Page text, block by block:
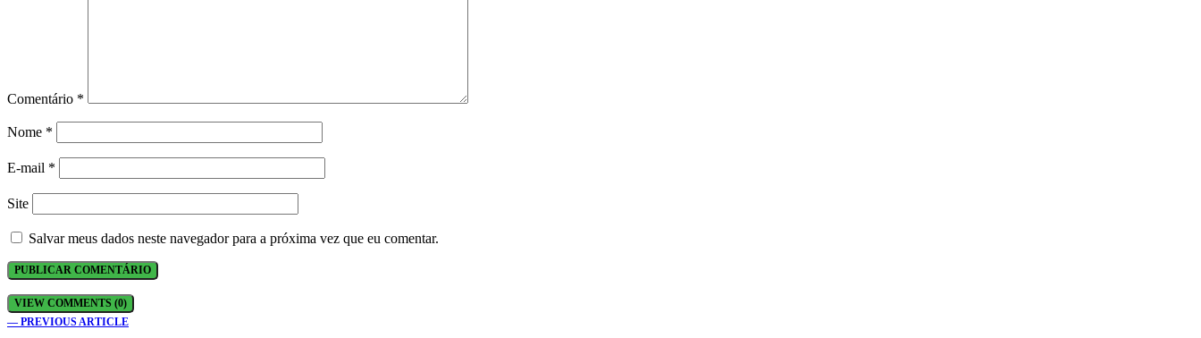
Comentário *
Nome *
E-mail *
Site
Salvar meus dados neste navegador para a próxima vez que eu comentar.
VIEW COMMENTS (0)
— PREVIOUS ARTICLE